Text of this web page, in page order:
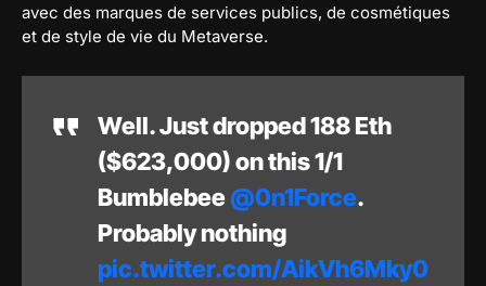
avec des marques de services publics, de cosmétiques
et de style de vie du Metaverse.
Well. Just dropped 188 Eth
($623,000) on this 1/1
Bumblebee@0n1Force.
Probably nothing
pic.twitter.com/AikVh6Mky0